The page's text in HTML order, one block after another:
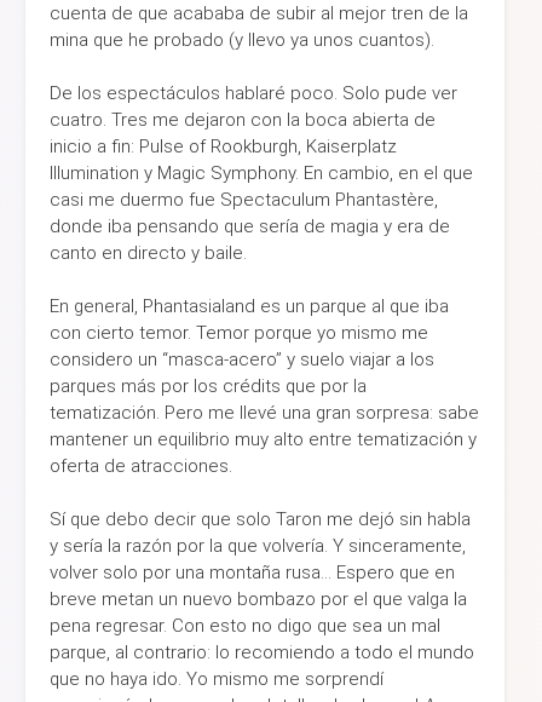
cuenta de que acababa de subir al mejor tren de la
mina que he probado (y llevo ya unos cuantos).
De los espectáculos hablaré poco. Solo pude ver
cuatro. Tres me dejaron con la boca abierta de
inicio a fin: Pulse of Rookburgh, Kaiserplatz
Illumination y Magic Symphony. En cambio, en el que
casi me duermo fue Spectaculum Phantastère,
donde iba pensando que sería de magia y era de
canto en directo y baile.
En general, Phantasialand es un parque al que iba
con cierto temor. Temor porque yo mismo me
considero un “masca-acero” y suelo viajar a los
parques más por los crédits que por la
tematización. Pero me llevé una gran sorpresa: sabe
mantener un equilibrio muy alto entre tematización y
oferta de atracciones.
Sí que debo decir que solo Taron me dejó sin habla
y sería la razón por la que volvería. Y sinceramente,
volver solo por una montaña rusa… Espero que en
breve metan un nuevo bombazo por el que valga la
pena regresar. Con esto no digo que sea un mal
parque, al contrario: lo recomiendo a todo el mundo
que no haya ido. Yo mismo me sorprendí